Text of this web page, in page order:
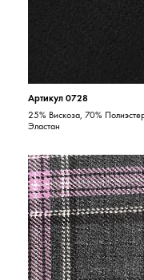
Артикул 0728
25% Вискоза, 70%
Эластан